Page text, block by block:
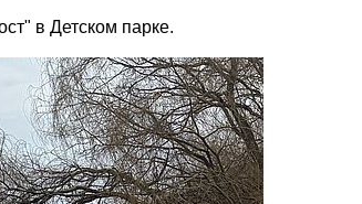
в Детском парке.